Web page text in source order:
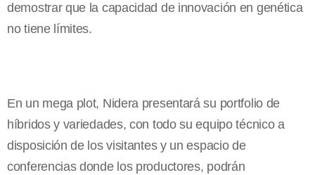
demostrar que la capacidad de innovación en genética
no tiene límites.
En un mega plot, Nidera presentará su portfolio de
híbridos y variedades, con todo su equipo técnico a
disposición de los visitantes y un espacio de
conferencias donde los productores, podrán